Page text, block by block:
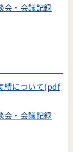
会・会議記録
績について(pdf
会・会議記録